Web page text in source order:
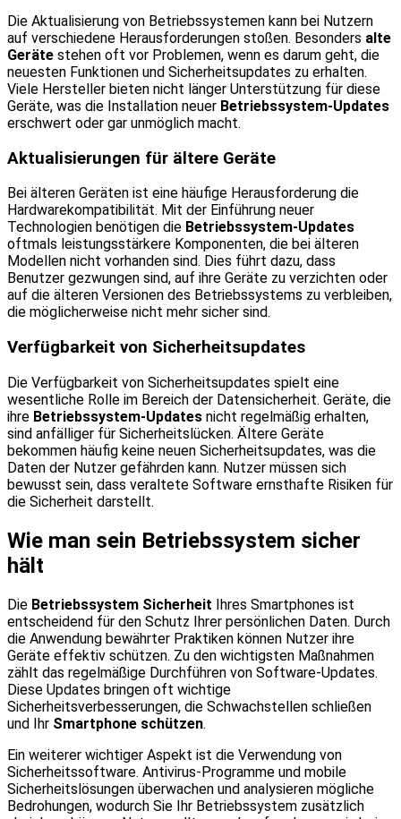
Die Aktualisierung von Betriebssystemen kann bei Nutzern
auf verschiedene Herausforderungen stoßen. Besonders alte
Geräte stehen oft vor Problemen, wenn es darum geht, die
neuesten Funktionen und Sicherheitsupdates zu erhalten.
Viele Hersteller bieten nicht länger Unterstützung für diese
Geräte, was die Installation neuer Betriebssystem-Updates
erschwert oder gar unmöglich macht.
Aktualisierungen für ältere Geräte
Bei älteren Geräten ist eine häufige Herausforderung die
Hardwarekompatibilität. Mit der Einführung neuer
Technologien benötigen die Betriebssystem-Updates
oftmals leistungsstärkere Komponenten, die bei älteren
Modellen nicht vorhanden sind. Dies führt dazu, dass
Benutzer gezwungen sind, auf ihre Geräte zu verzichten oder
auf die älteren Versionen des Betriebssystems zu verbleiben,
die möglicherweise nicht mehr sicher sind.
Verfügbarkeit von Sicherheitsupdates
Die Verfügbarkeit von Sicherheitsupdates spielt eine
wesentliche Rolle im Bereich der Datensicherheit. Geräte, die
ihre Betriebssystem-Updates nicht regelmäßig erhalten,
sind anfälliger für Sicherheitslücken. Ältere Geräte
bekommen häufig keine neuen Sicherheitsupdates, was die
Daten der Nutzer gefährden kann. Nutzer müssen sich
bewusst sein, dass veraltete Software ernsthafte Risiken für
die Sicherheit darstellt.
Wie man sein Betriebssystem sicher
hält
Die Betriebssystem Sicherheit Ihres Smartphones ist
entscheidend für den Schutz Ihrer persönlichen Daten. Durch
die Anwendung bewährter Praktiken können Nutzer ihre
Geräte effektiv schützen. Zu den wichtigsten Maßnahmen
zählt das regelmäßige Durchführen von Software-Updates.
Diese Updates bringen oft wichtige
Sicherheitsverbesserungen, die Schwachstellen schließen
und Ihr Smartphone schützen.
Ein weiterer wichtiger Aspekt ist die Verwendung von
Sicherheitssoftware. Antivirus-Programme und mobile
Sicherheitslösungen überwachen und analysieren mögliche
Bedrohungen, wodurch Sie Ihr Betriebssystem zusätzlich